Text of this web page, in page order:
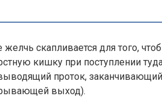
скапливается для того,
кишку при поступлении
проток,
выход).